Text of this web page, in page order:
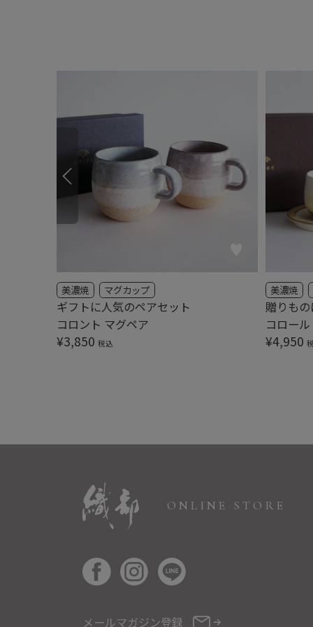
コロント マグペア
美濃焼 マグカップ
¥3,850 税込
ギフトに人気のペアセット
コロー
美濃焼
¥4,950
贈りも
ONLINE STORE
メールマガジン登録